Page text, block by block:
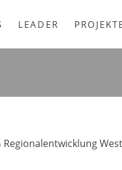
LEADER